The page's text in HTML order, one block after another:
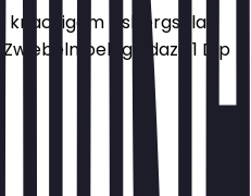
Eisbergsalat,
belegt, dazu 1 Dip